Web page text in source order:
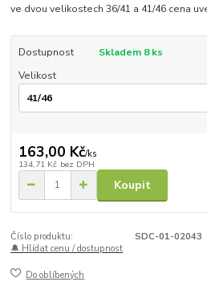
ve dvou velikostech 36/41 a 41/46 cena
Dostupnost
Skladem 8 ks
Velikost
163,00 Kč/ks
134,71 Kč bez DPH
Koupit
Číslo produktu:
SDC-01-02043
🔔 Hlídat cenu / dostupnost
Do oblíbených